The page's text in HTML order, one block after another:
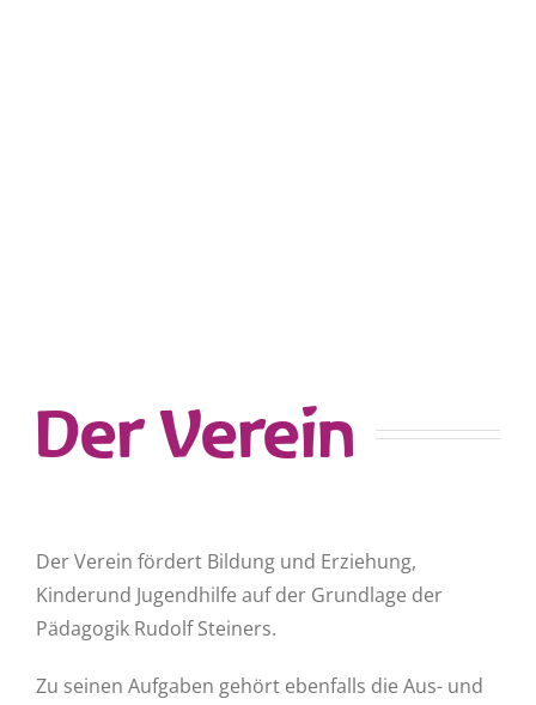
Der Verein
Der Verein fördert Bildung und Erziehung,
Kinderund Jugendhilfe auf der Grundlage der
Pädagogik Rudolf Steiners.
Zu seinen Aufgaben gehört ebenfalls die Aus- und